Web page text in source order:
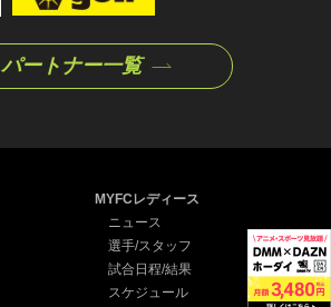
パートナー一覧
MYFCレディース
ニュース
選手/スタッフ
試合日程/結果
スケジュール